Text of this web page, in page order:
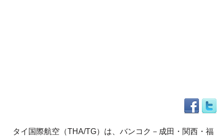
タイ国際航空（THA/TG）は、バンコク－成田・関西・福